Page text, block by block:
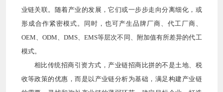
业链关联。随着产业的发展，它们或一步步走向分离细化，或
形成合作紧密模式。同时，也可产生品牌厂商、代工厂商、
OEM、ODM、DMS、EMS等层次不同、附加值有所差异的代工
模式。
相比传统招商引资方式，产业链招商比拼的不是土地、税
收等政策的优惠，而是以产业链分析为基础，满足构建产业链